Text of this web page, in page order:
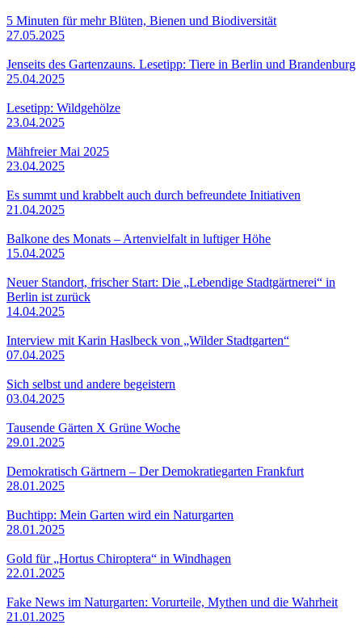
5 Minuten für mehr Blüten, Bienen und Biodiversität
27.05.2025
Jenseits des Gartenzauns. Lesetipp: Tiere in Berlin und Brandenburg
25.04.2025
Lesetipp: Wildgehölze
23.04.2025
Mähfreier Mai 2025
23.04.2025
Es summt und krabbelt auch durch befreundete Initiativen
21.04.2025
Balkone des Monats – Artenvielfalt in luftiger Höhe
15.04.2025
Neuer Standort, frischer Start: Die „Lebendige Stadtgärtnerei“ in
Berlin ist zurück
14.04.2025
Interview mit Karin Haslbeck von „Wilder Stadtgarten“
07.04.2025
Sich selbst und andere begeistern
03.04.2025
Tausende Gärten X Grüne Woche
29.01.2025
Demokratisch Gärtnern – Der Demokratiegarten Frankfurt
28.01.2025
Buchtipp: Mein Garten wird ein Naturgarten
28.01.2025
Gold für „Hortus Chiroptera“ in Windhagen
22.01.2025
Fake News im Naturgarten: Vorurteile, Mythen und die Wahrheit
21.01.2025